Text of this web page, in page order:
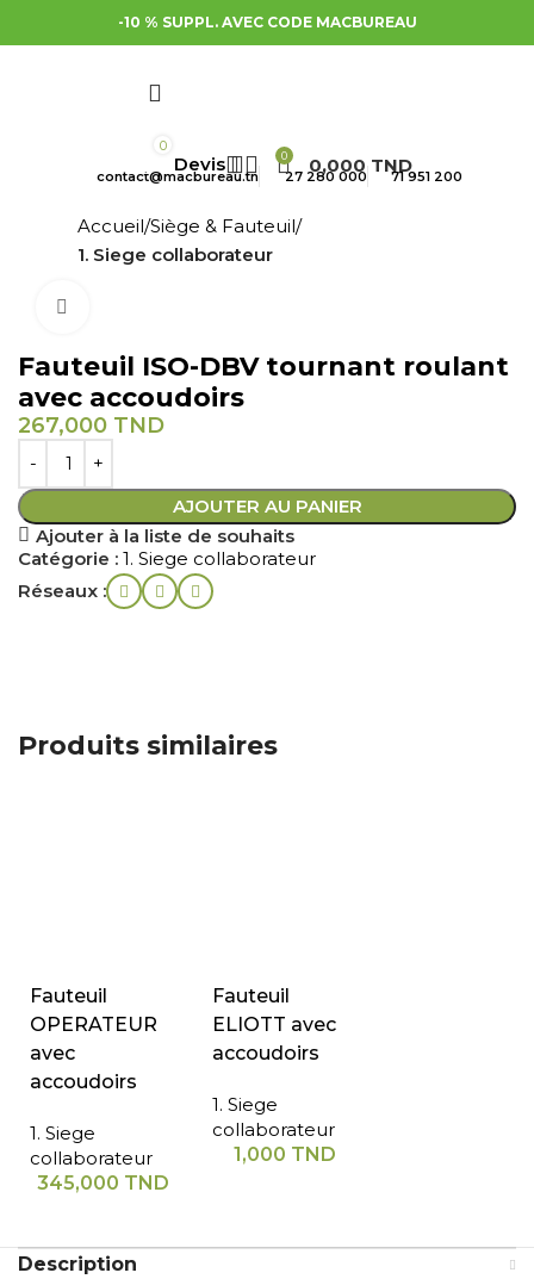
-10 % SUPPL. AVEC CODE MACBUREAU
0
0 0,000TND
contact@macbureau.tn 27 280 000 71 951 200
Accueil Siège & Fauteuil
1. Siege collaborateur
Fauteuil ISO-DBV tournant roulant
avec accoudoirs
267,000 TND
AJOUTER AU PANIER
Ajouter à la liste de souhaits
Catégorie : 1. Siege collaborateur
Réseaux :
Produits similaires
Fauteuil
OPERATEUR
avec
accoudoirs
1. Siege
collaborateur
345,000 TND
Fauteuil
ELIOTT avec
accoudoirs
1. Siege
collaborateur
1,000 TND
Description